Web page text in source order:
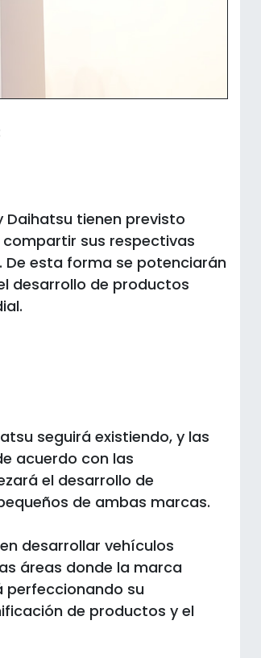
Daihatsu tienen previsto
sus respectivas
esta forma se potenciarán
desarrollo de productos
seguirá existiendo, y las
acuerdo con las
el desarrollo de
de ambas marcas.
desarrollar vehículos
áreas donde la marca
perfeccionando su
de productos y el